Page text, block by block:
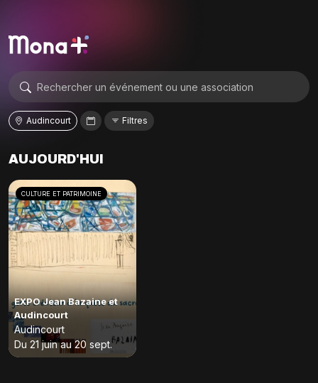
Audincourt Filtres
AUJOURD'HUI
CULTURE ET PATRIMOINE
EXPO Jean Bazaine et
Audincourt
Audincourt
Du 21 juin au 20 sept.